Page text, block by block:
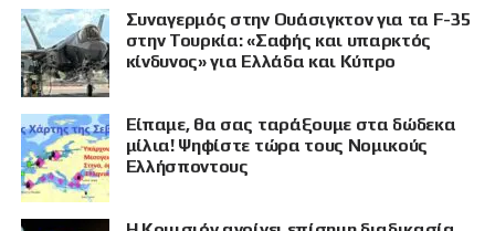
Συναγερμός στην Ουάσιγκτον για τα F-35
στην Τουρκία: «Σαφής και υπαρκτός
κίνδυνος» για Ελλάδα και Κύπρο
Είπαμε, θα σας ταράξουμε στα δώδεκα
μίλια! Ψηφίστε τώρα τους Νομικούς
Ελλήσποντους